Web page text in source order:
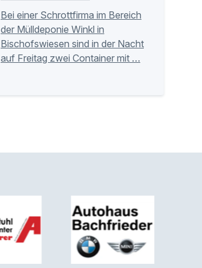
Bei einer Schrottfirma im Bereich
der Mülldeponie Winkl in
Bischofswiesen sind in der Nacht
auf Freitag zwei Container mit …